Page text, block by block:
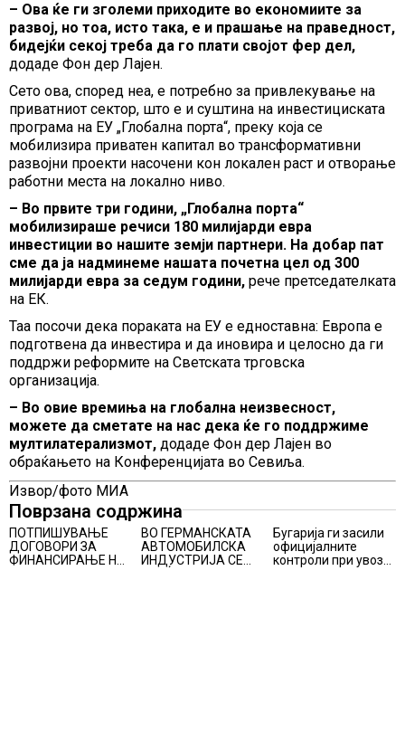
– Ова ќе ги зголеми приходите во економиите за
развој, но тоа, исто така, е и прашање на праведност,
бидејќи секој треба да го плати својот фер дел,
додаде Фон дер Лајен.
Сето ова, според неа, е потребно за привлекување на
приватниот сектор, што е и суштина на инвестициската
програма на ЕУ „Глобална порта“, преку која се
мобилизира приватен капитал во трансформативни
развојни проекти насочени кон локален раст и отворање
работни места на локално ниво.
– Во првите три години, „Глобална порта“
мобилизираше речиси 180 милијарди евра
инвестиции во нашите земји партнери. На добар пат
сме да ја надминеме нашата почетна цел од 300
милијарди евра за седум години, рече претседателката
на ЕК.
Таа посочи дека пораката на ЕУ е едноставна: Европа е
подготвена да инвестира и да иновира и целосно да ги
поддржи реформите на Светската трговска
организација.
– Во овие времиња на глобална неизвесност,
можете да сметате на нас дека ќе го поддржиме
мултилатерализмот, додаде Фон дер Лајен во
обраќањето на Конференцијата во Севиља.
Извор/фото МИА
Поврзана содржина
ПОТПИШУВАЊЕ
ДОГОВОРИ ЗА
ФИНАНСИРАЊЕ НА
ВО ГЕРМАНСКАТА
АВТОМОБИЛСКА
ИНДУСТРИЈА СЕ
Бугарија ги засили
официјалните
контроли при увоз